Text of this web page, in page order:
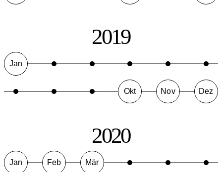
2019
Jan
Okt Nov Dez
2020
Jan Feb Mär